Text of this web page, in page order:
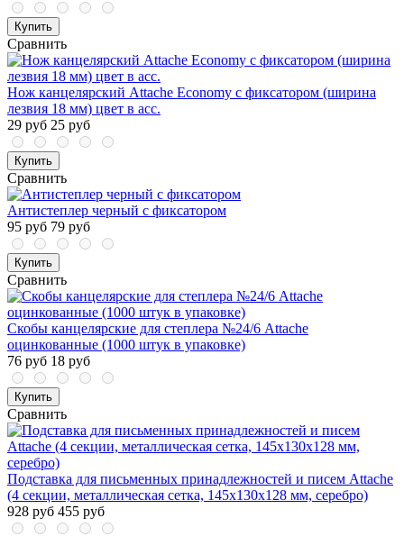
Купить
Сравнить
Нож канцелярский Attache Economy с фиксатором (ширина
лезвия 18 мм) цвет в асс.
29 руб 25 руб
Купить
Сравнить
Антистеплер черный с фиксатором
95 руб 79 руб
Купить
Сравнить
Скобы канцелярские для степлера №24/6 Attache
оцинкованные (1000 штук в упаковке)
76 руб 18 руб
Купить
Сравнить
Подставка для письменных принадлежностей и писем Attache
(4 секции, металлическая сетка, 145х130х128 мм, серебро)
928 руб 455 руб